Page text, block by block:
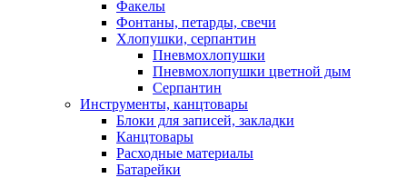
Факелы
Фонтаны, петарды, свечи
Хлопушки, серпантин
Пневмохлопушки
Пневмохлопушки цветной дым
Серпантин
Инструменты, канцтовары
Блоки для записей, закладки
Канцтовары
Расходные материалы
Батарейки